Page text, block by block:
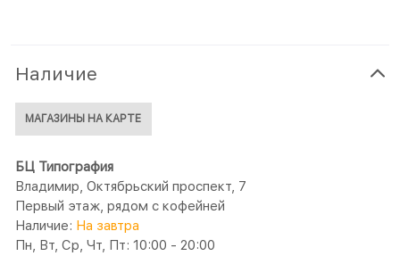
Наличие
МАГАЗИНЫ НА КАРТЕ
БЦ Типография
Владимир, Октябрьский проспект, 7
Первый этаж, рядом с кофейней
Наличие: На завтра
Пн, Вт, Ср, Чт, Пт: 10:00 - 20:00